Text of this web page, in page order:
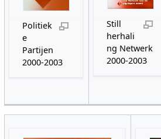
Politiek
e
Partijen
2000-2003
Still
herhali
ng Netwerk
2000-2003